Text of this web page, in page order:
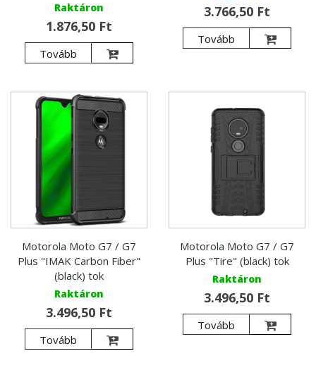
Raktáron
1.876,50 Ft
Tovább
3.766,50 Ft
Tovább
Motorola Moto G7 / G7
Plus "IMAK Carbon Fiber"
(black) tok
Raktáron
3.496,50 Ft
Tovább
Motorola Moto G7 / G7
Plus "Tire" (black) tok
Raktáron
3.496,50 Ft
Tovább